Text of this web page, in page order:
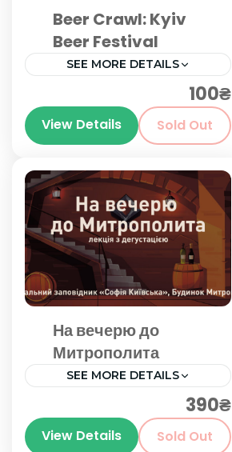
Beer Crawl: Kyiv
Beer Festival
SEE MORE DETAILS
100₴
View Details Sold Out
На вечерю до
Митрополита
SEE MORE DETAILS
390₴
View Details Sold Out